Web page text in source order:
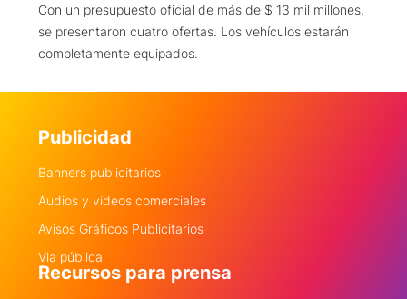
Con un presupuesto oficial de más de $ 13 mil millones,
se presentaron cuatro ofertas. Los vehículos estarán
completamente equipados.
Publicidad
Banners publicitarios
Audios y videos comerciales
Avisos Gráficos Publicitarios
Via pública
Recursos para prensa